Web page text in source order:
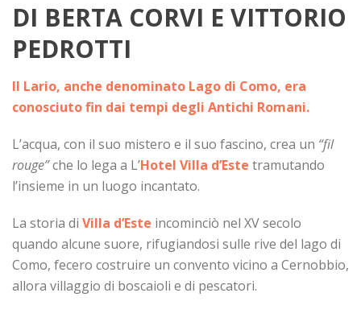
DI BERTA CORVI E VITTORIO
PEDROTTI
Il Lario, anche denominato Lago di Como, era
conosciuto fin dai tempi degli Antichi Romani.
L’acqua, con il suo mistero e il suo fascino, crea un “fil
rouge”che lo lega a L’Hotel Villa d’Este tramutando
l’insieme in un luogo incantato.
La storia di Villa d’Este incominciò nel XV secolo
quando alcune suore, rifugiandosi sulle rive del lago di
Como, fecero costruire un convento vicino a Cernobbio,
allora villaggio di boscaioli e di pescatori.